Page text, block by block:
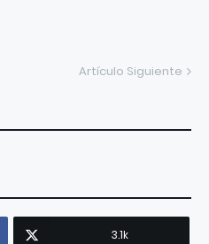
Artículo Siguiente
3.1k